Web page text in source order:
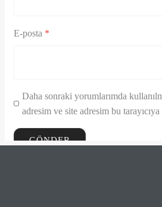
E-posta *
Daha sonraki yorumlarımda
adresim ve site adresim bu